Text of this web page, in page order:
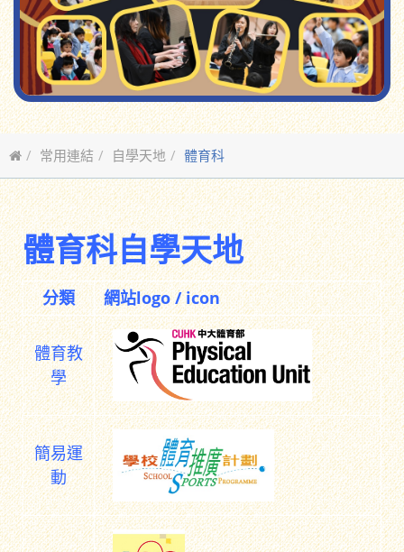
常用連結 自學天地 體育科
體育科自學天地
分類 網站logo / icon
體育教
學
簡易運
動